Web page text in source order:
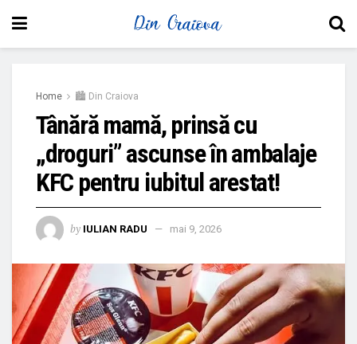
Home 🏙 Din Craiova
Tânără mamă, prinsă cu
„droguri” ascunse în ambalaje
KFC pentru iubitul arestat!
by IULIAN RADU mai 9, 2026